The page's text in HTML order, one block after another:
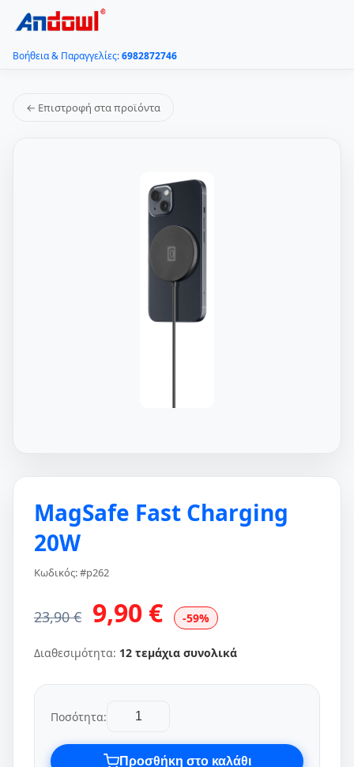
Βοήθεια & Παραγγελίες:6982872746
← Επιστροφή στα προϊόντα
MagSafe Fast Charging
20W
Κωδικός: #p262
23,90 € 9,90 € -59%
Διαθεσιμότητα: 12 τεμάχια συνολικά
Ποσότητα:
Προσθήκη στο καλάθι